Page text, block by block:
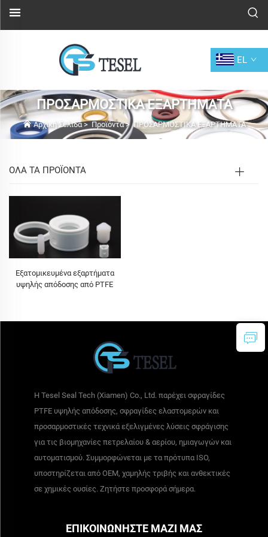
EL
ΠΡΟΣΑΡΜΟΣΤΙΚΑ ΕΞΑΡΤΗΜΑΤΑ
Αρχική Σελίδα> Προϊόντα>ΠΡΟΣΑΡΜΟΣΤΙΚΑ ΕΞΑΡΤΗΜΑΤΑ
ΟΛΑ ΤΑ ΠΡΟΪΟΝΤΑ
Εξατομικευμένα εξαρτήματα
υψηλής απόδοσης από PTFE
Η Tesel Seal Tech (Xiamen) Co., Ltd. παρέχει σφραγίδες
PTFE υψηλής απόδοσης, σφραγίδες ελαστομερών και
προσαρμοστικές τεχνικά εξελιγμένες λύσεις σφράγισης
για τις βιομηχανίες πετρελαίου & αερίου, ημιαγωγών και
αυτοματισμού. Συμμορφώνεται με τα πρότυπα ISO,
υποστηρίζεται από OEM, χαμηλής τριβής και ανθεκτικές
σε χημικές ουσίες. Ζητήστε προσφορά σήμερα.
ΕΠΙΚΟΙΝΩΝΗΣΤΕ ΜΑΖΙ ΜΑΣ